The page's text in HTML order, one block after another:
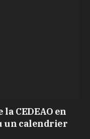
la CEDEAO en
un calendrier